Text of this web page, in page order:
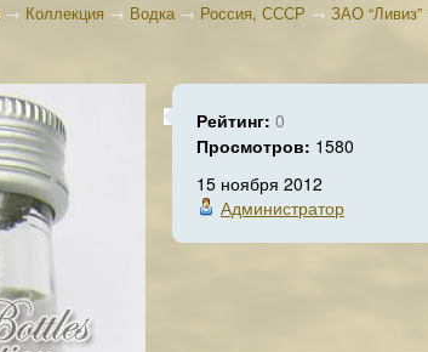
→ Коллекция → Водка→ Россия, СССР → ЗАО “Ливиз”
Рейтинг: 0
Просмотров: 1580
15 ноября 2012
Администратор